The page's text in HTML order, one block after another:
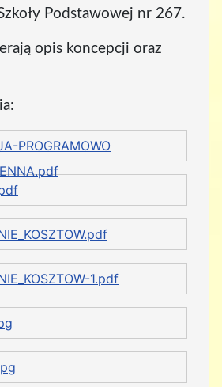
Podstawowej nr 267.
opis koncepcji oraz
PROGRAMOWO
1.pdf